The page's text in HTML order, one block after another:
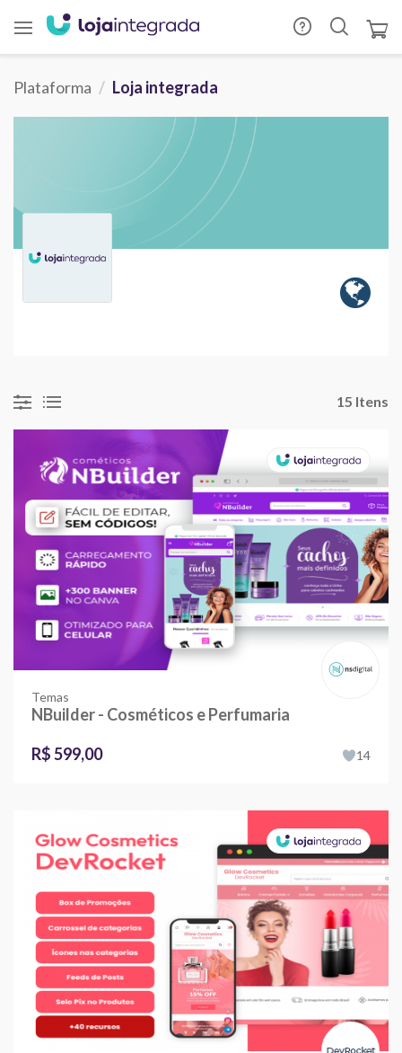
Plataforma Loja integrada
15 Itens
Temas
NBuilder - Cosméticos e Perfumaria
R$ 599,00
14